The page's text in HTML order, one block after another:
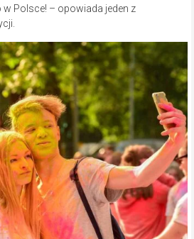
Polsce! – opowiada jeden z